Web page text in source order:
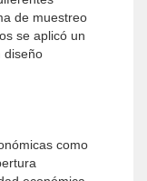
de muestreo
se aplicó un
diseño
como